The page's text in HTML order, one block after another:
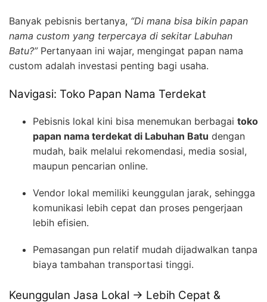
Banyak pebisnis bertanya, “Di mana bisa bikin papan
nama custom yang terpercaya di sekitar Labuhan
Batu?”Pertanyaan ini wajar, mengingat papan nama
custom adalah investasi penting bagi usaha.
Navigasi: Toko Papan Nama Terdekat
Pebisnis lokal kini bisa menemukan berbagai toko
papan nama terdekat di Labuhan Batu dengan
mudah, baik melalui rekomendasi, media sosial,
maupun pencarian online.
Vendor lokal memiliki keunggulan jarak, sehingga
komunikasi lebih cepat dan proses pengerjaan
lebih efisien.
Pemasangan pun relatif mudah dijadwalkan tanpa
biaya tambahan transportasi tinggi.
Keunggulan Jasa Lokal → Lebih Cepat &